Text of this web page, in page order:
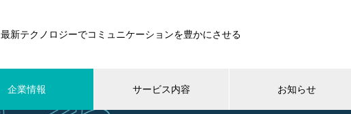
最新テクノロジーでコミュニケーションを豊かにさせる
企業情報 サービス内容 お知らせ